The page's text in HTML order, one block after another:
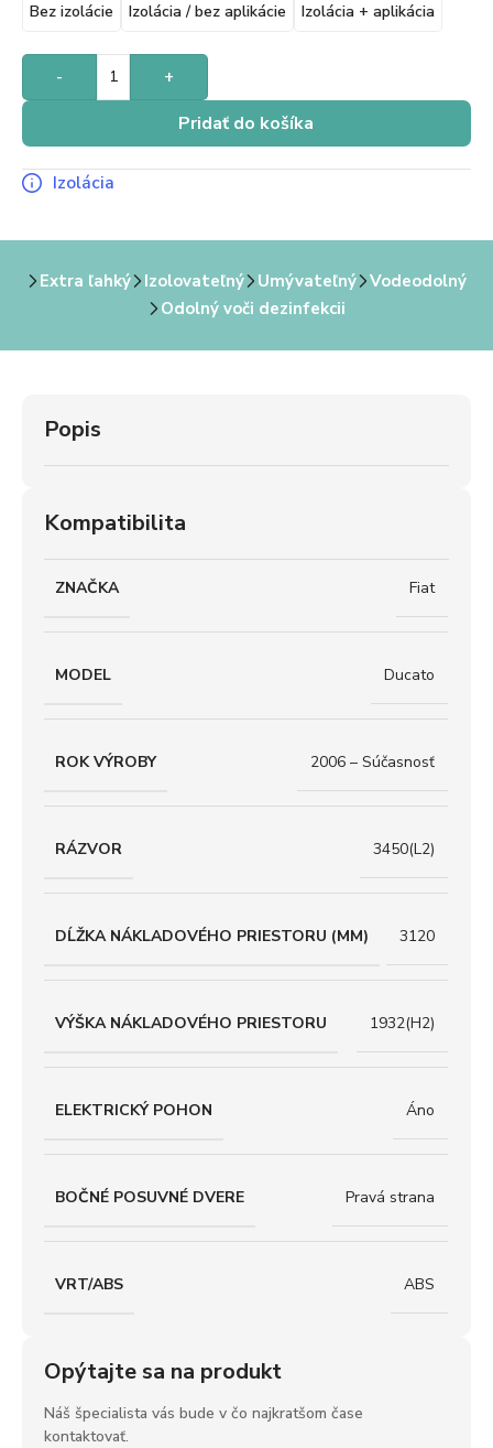
Bez izolácie Izolácia / bez aplikácie Izolácia + aplikácia
- +
Pridať do košíka
Izolácia
Extra ľahký Izolovateľný Umývateľný
Vodeodolný
Odolný voči dezinfekcii
Popis
Kompatibilita
ZNAČKA Fiat
MODEL Ducato
ROK VÝROBY 2006 – Súčasnosť
RÁZVOR 3450(L2)
DĹŽKA NÁKLADOVÉHO PRIESTORU (MM) 3120
VÝŠKA NÁKLADOVÉHO PRIESTORU 1932(H2)
ELEKTRICKÝ POHON Áno
BOČNÉ POSUVNÉ DVERE Pravá strana
VRT/ABS ABS
Opýtajte sa na produkt
Náš špecialista vás bude v čo najkratšom čase
kontaktovať.